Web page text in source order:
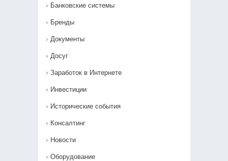
Банковские системы
Бренды
Документы
Досуг
Заработок в Интернете
Инвестиции
Исторические события
Консалтинг
Новости
Оборудование